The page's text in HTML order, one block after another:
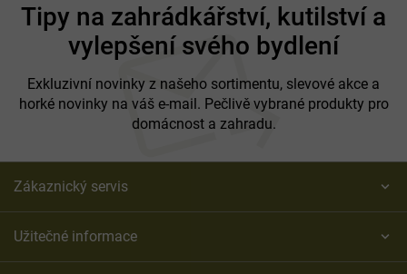
Tipy na zahrádkářství, kutilství a
vylepšení svého bydlení
Exkluzivní novinky z našeho sortimentu, slevové akce a
horké novinky na váš e-mail. Pečlivě vybrané produkty pro
domácnost a zahradu.
Zákaznický servis
Užitečné informace